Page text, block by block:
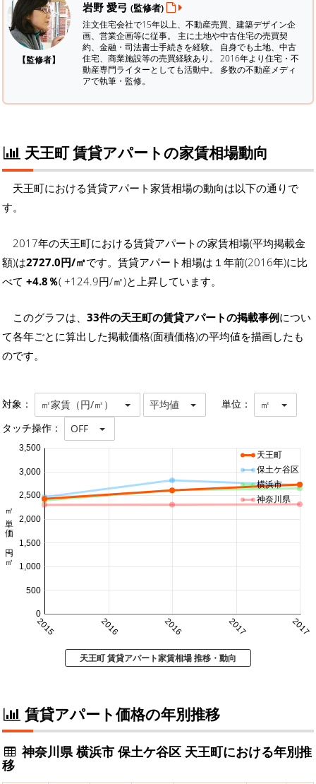
【監修者】
岩野 愛弓 (監修者)
注文住宅会社で15年以上、不動産売買、建築デザイン企
画、営業企画等に従事。 主に土地や中古住宅の売買契
約、金融・司法書士手続きを経験。 自身でも土地、中古
住宅、商業施設等の売買経験あり。 2016年より住宅・不
動産専門ライターとしても活動中。 多数の不動産メディ
アで執筆・監修。
天王町 賃貸アパートの家賃相場動向
天王町における賃貸アパート家賃相場の動向は以下の通りで
す。
2017年の天王町における賃貸アパートの家賃相場(平均掲載金
額)は2727.0円/㎡です。賃貸アパート相場は１年前(2016年)に比
べて +4.8％( +124.9円/㎡)と上昇しています。
このグラフは、 33件の天王町の賃貸アパートの掲載事例につい
て各年ごとに算出した掲載価格(面積価格)の平均値を描画したも
のです。
対象： ㎡家賃（円/㎡） 平均値 単位： ㎡
タッチ操作： OFF
2015 2016 2016 2017 2017
0
500
1,000
1,500
2,000
2,500
3,000
3,500
㎡単価 円/㎡
天王町
保土ケ谷区
横浜市
神奈川県
天王町 賃貸アパート家賃相場 推移・動向
賃貸アパート価格の年別推移
神奈川県 横浜市 保土ケ谷区 天王町における年別推
移